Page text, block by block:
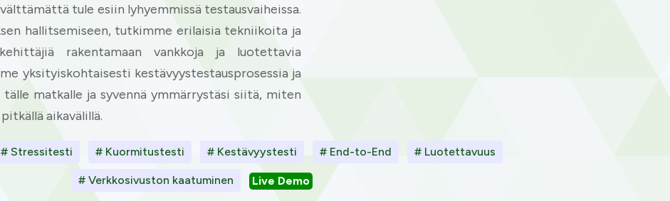
tule esiin lyhyemmissä testausvaiheissa.
hallitsemiseen, tutkimme erilaisia tekniikoita ja
rakentamaan vankkoja ja luotettavia
yksityiskohtaisesti kestävyystestausprosessia ja
tälle matkalle ja syvennä ymmärrystäsi siitä, miten
aikavälillä.
# Stressitesti # Kuormitustesti # Kestävyystesti # End-to-End # Luotettavuus
# Verkkosivuston kaatuminen Live Demo